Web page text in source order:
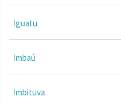
Iguatu
Imbaú
Imbituva